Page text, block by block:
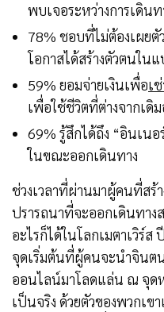
พบเจอระหว่างการเดินท
78% ชอบที่ไม่ต้องเผย
โอกาสได้สร้างตัวตนใน
59% ยอมจ่ายเงินเพื่อเ
เพื่อใช้ชีวิตที่ต่างจากเดิ
69% รู้สึกได้ถึง “อินเน
ในขณะออกเดินทาง
ช่วงเวลาที่ผ่านมาผู้คนที่สร้
ปรารถนาที่จะออกเดินทาง
อะไรก็ได้ในโลกเมตาเวิร์
จุดเริ่มต้นที่ผู้คนจะนำจินต
ออนไลน์มาโลดแล่น ณ จุด
เป็นจริง ด้วยตัวของพวกเข